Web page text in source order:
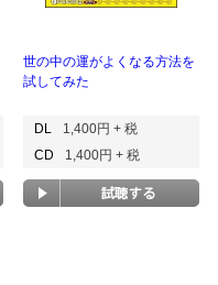
世の中の運がよくなる方法を
試してみた
DL
1,400円 + 税
CD
1,400円 + 税